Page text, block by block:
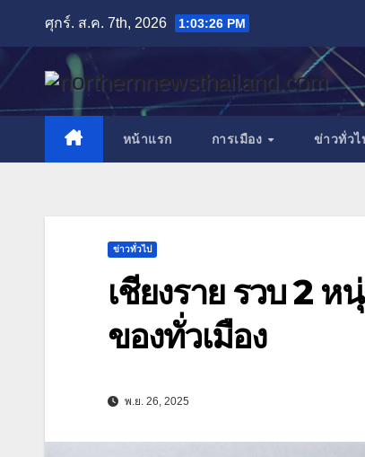
content
ศุกร์. ส.ค. 7th, 2026 1:03:28 PM
หน้าแรก การเมือง ข่าวทั่วไ
ข่าวทั่วไป
เชียงราย รวบ 2
ของทั่วเมือง
พ.ย. 26, 2025